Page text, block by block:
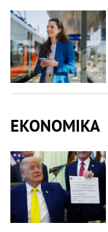
EKONOMIKA